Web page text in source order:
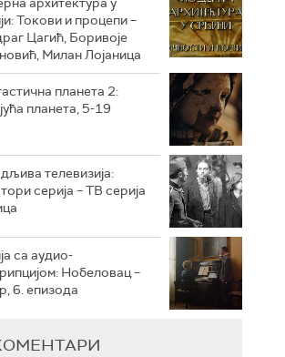
РТС ТРЕЗОР
РТС МУЗИКА
РТС ПОЛЕТАРАЦ
Токови и процепи –
Цагић, Боривоје
Милан Лојаница
планета 2:
планета, 5-19
телевизија:
серија – ТВ серија
са аудио-
Нобеловац –
6. епизода